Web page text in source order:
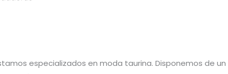
especializados en moda taurina. Disponemos de